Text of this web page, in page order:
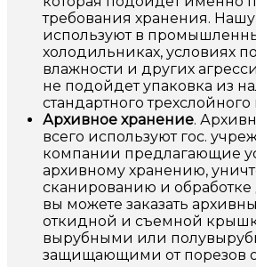
требования хранения.
используют в
холодильниках, условиях
влажности и других
не подойдет упаковка из
стандартного
Архивное хранение.
всего используют гос.
компании предлагающие
архивному хранению,
сканированию и обработке
вы можете заказать
откидной и съемной
вырубными или
защищающими от порезов